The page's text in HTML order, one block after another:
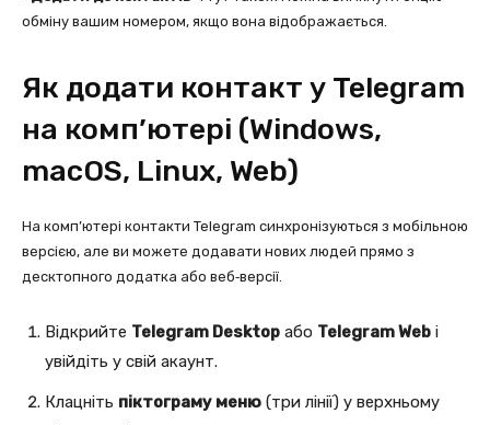
обміну вашим номером, якщо вона відображається.
Як додати контакт у Telegram
на комп’ютері (Windows,
macOS, Linux, Web)
На комп’ютері контакти Telegram синхронізуються з мобільною
версією, але ви можете додавати нових людей прямо з
десктопного додатка або веб‑версії.
Відкрийте Telegram Desktop або Telegram Web і
увійдіть у свій акаунт.
Клацніть піктограму меню (три лінії) у верхньому